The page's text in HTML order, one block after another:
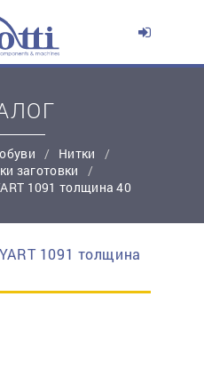
простую регистрацию
Нитки
заготовки
1091 толщина 40
1091 толщина